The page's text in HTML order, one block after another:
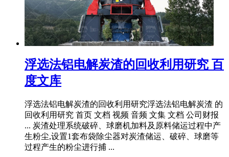
浮选法铝电解炭渣的回收利用研究 百
度文库
浮选法铝电解炭渣的回收利用研究浮选法铝电解炭渣 的
回收利用研究 首页 文档 视频 音频 文集 文档 公司财报
... 炭渣处理系统破碎、球磨机加料及原料储运过程中产
生粉尘,设置1套布袋除尘器对炭渣储运、破碎、球磨等
过程产生的粉尘进行捕 ...